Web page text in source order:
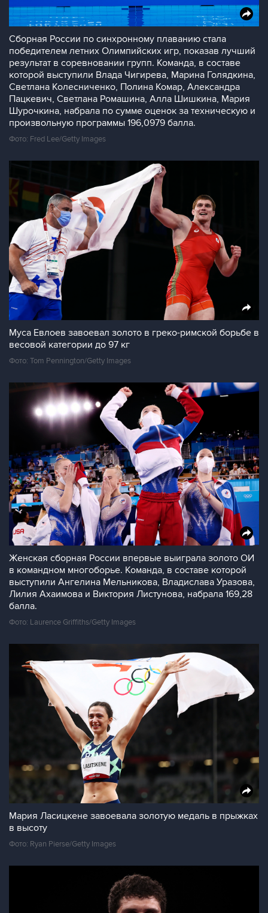
Сборная России по синхронному плаванию стала
победителем летних Олимпийских игр, показав лучший
результат в соревновании групп. Команда, в составе
которой выступили Влада Чигирева, Марина Голядкина,
Светлана Колесниченко, Полина Комар, Александра
Пацкевич, Светлана Ромашина, Алла Шишкина, Мария
Шурочкина, набрала по сумме оценок за техническую и
произвольную программы 196,0979 балла.
Фото: Fred Lee/Getty Images
Муса Евлоев завоевал золото в греко-римской борьбе в
весовой категории до 97 кг
Фото: Tom Pennington/Getty Images
Женская сборная России впервые выиграла золото ОИ
в командном многоборье. Команда, в составе которой
выступили Ангелина Мельникова, Владислава Уразова,
Лилия Ахаимова и Виктория Листунова, набрала 169,28
балла.
Фото: Laurence Griffiths/Getty Images
Мария Ласицкене завоевала золотую медаль в прыжках
в высоту
Фото: Ryan Pierse/Getty Images